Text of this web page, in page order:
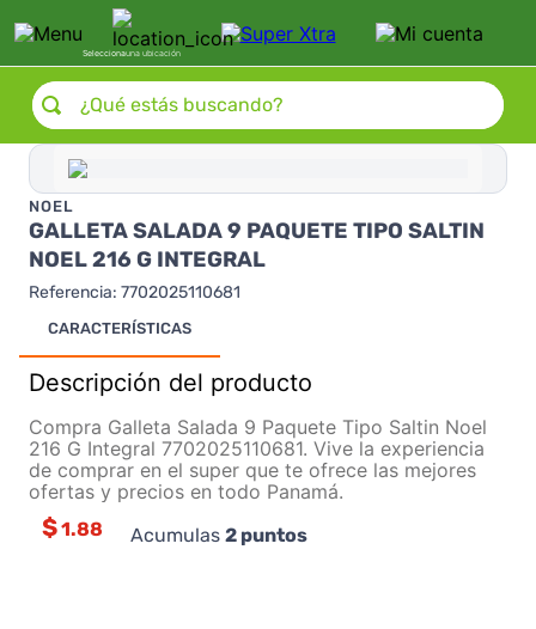
Seleccionauna ubicación
¿Qué estás buscando?
NOEL
GALLETA SALADA 9 PAQUETE TIPO SALTIN
NOEL 216 G INTEGRAL
Referencia: 7702025110681
CARACTERÍSTICAS
Descripción del producto
Compra Galleta Salada 9 Paquete Tipo Saltin Noel
216 G Integral 7702025110681. Vive la experiencia
de comprar en el super que te ofrece las mejores
ofertas y precios en todo Panamá.
$1.88 Acumulas 2puntos